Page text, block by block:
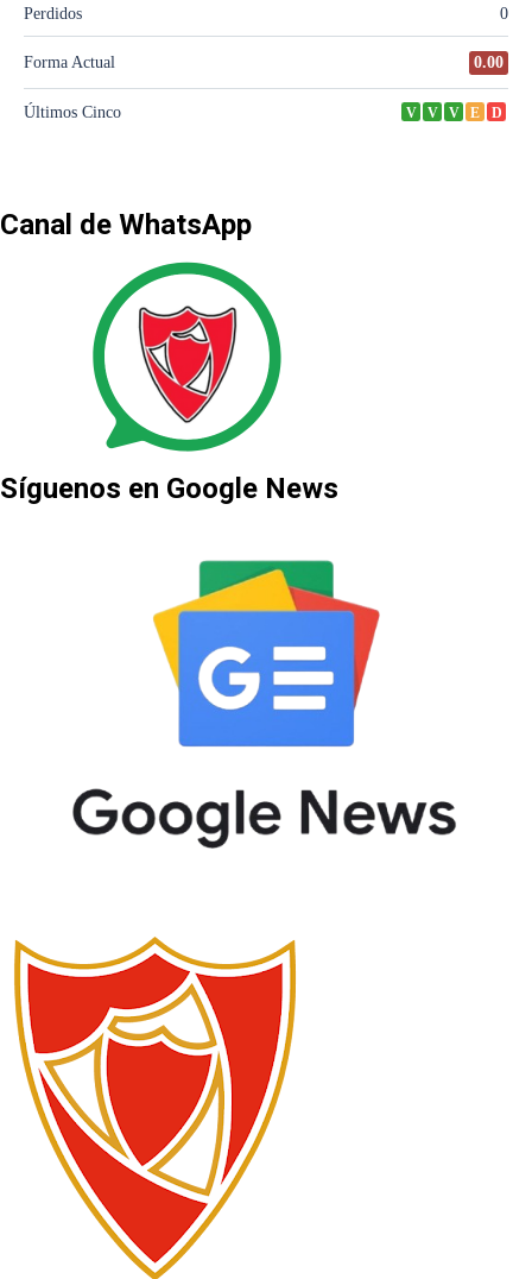
Canal de WhatsApp
Síguenos en Google News